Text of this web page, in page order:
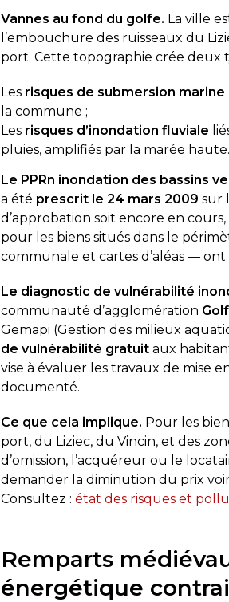
Vannes au fond du golfe. La ville
l’embouchure des ruisseaux du
port. Cette topographie crée deux
Les risques de submersion marine
la commune ;
Les risques d’inondation fluviale
pluies, amplifiés par la marée haute.
Le PPRn inondation des bassins
a été prescrit le 24 mars 2009 sur
d’approbation soit encore en
pour les biens situés dans le
communale et cartes d’aléas —
Le diagnostic de vulnérabilité
communauté d’agglomération
Gemapi (Gestion des milieux
de vulnérabilité gratuit aux
vise à évaluer les travaux de mise
documenté.
Ce que cela implique. Pour les
port, du Liziec, du Vincin, et des
d’omission, l’acquéreur ou le
demander la diminution du prix
Consultez :état des risques et
Remparts
énergétique